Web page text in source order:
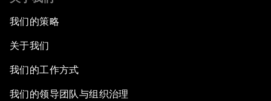
我们的策略
关于我们
我们的工作方式
我们的领导团队与组织治理